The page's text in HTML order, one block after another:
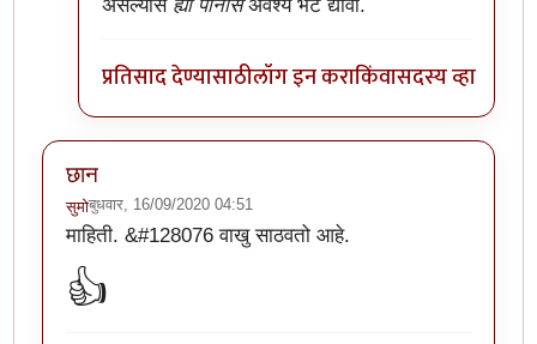
असल्यास ह्या पानासअवश्य भेट द्यावी.
प्रतिसाद देण्यासाठीलॉग इन कराकिंवासदस्य व्हा
छान
सुमोबुधवार, 16/09/2020 04:51
माहिती. &#128076 वाखु साठवतो आहे.
👍